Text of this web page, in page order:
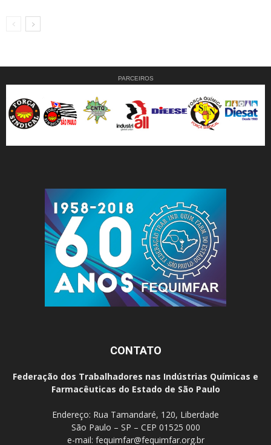
PARCEIROS
CONTATO
Federação dos Trabalhadores nas Indústrias Químicas e
Farmacêuticas do Estado de São Paulo
Endereço: Rua Tamandaré, 120, Liberdade
São Paulo – SP – CEP 01525 000
e-mail: fequimfar@fequimfar.org.br